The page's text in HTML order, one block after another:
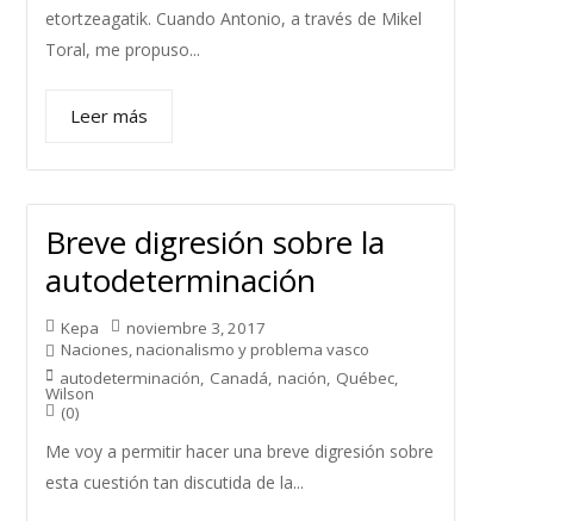
etortzeagatik. Cuando Antonio, a través de Mikel
Toral, me propuso...
Leer más
Breve digresión sobre la
autodeterminación
Kepa
noviembre 3, 2017
Naciones, nacionalismo y problema vasco
autodeterminación Canadá nación Québec
Wilson
(0)
Me voy a permitir hacer una breve digresión sobre
esta cuestión tan discutida de la...